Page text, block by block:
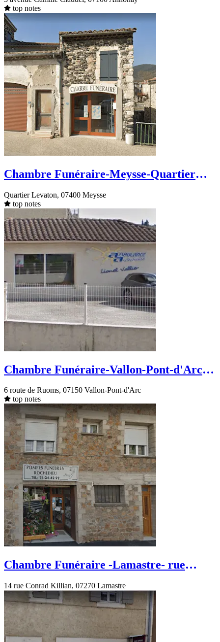
top notes
Chambre Funéraire-Meysse-Quartier
Quartier Levaton, 07400 Meysse
top notes
Chambre Funéraire-Vallon-Pont-d'Arc-
6 route de Ruoms, 07150 Vallon-Pont-d'Arc
top notes
Chambre Funéraire -Lamastre- rue
14 rue Conrad Killian, 07270 Lamastre